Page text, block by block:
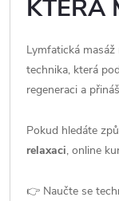
KTERÁ
Lymfatická
technika, která
regeneraci a
Pokud hledáte
relaxaci, online
👉 Naučte se